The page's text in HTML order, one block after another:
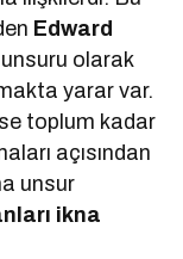
Edward
olarak
yarar var.
toplum kadar
açısından
unsur
ikna